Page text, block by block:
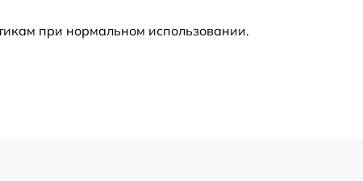
при нормальном использовании.